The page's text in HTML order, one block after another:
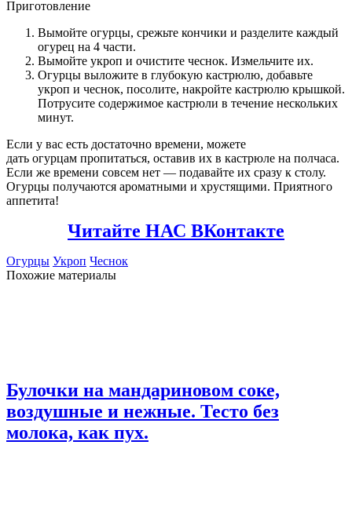
Приготовление
Вымойте огурцы, срежьте кончики и разделите каждый
огурец на 4 части.
Вымойте укроп и очистите чеснок. Измельчите их.
Огурцы выложите в глубокую кастрюлю, добавьте
укроп и чеснок, посолите, накройте кастрюлю крышкой.
Потрусите содержимое кастрюли в течение нескольких
минут.
Если у вас есть достаточно времени, можете
дать огурцам пропитаться, оставив их в кастрюле на полчаса.
Если же времени совсем нет — подавайте их сразу к столу.
Огурцы получаются ароматными и хрустящими. Приятного
аппетита!
Читайте НАС ВКонтакте
Огурцы Укроп Чеснок
Похожие материалы
Булочки на мандариновом соке,
воздушные и нежные. Тесто без
молока, как пух.